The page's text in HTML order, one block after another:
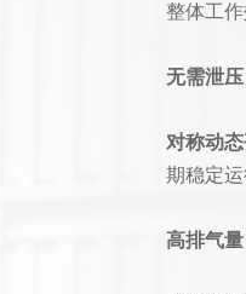
整体工
无需泄
对称动
期稳定
高排气